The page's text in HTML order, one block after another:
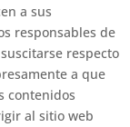
a sus
responsables de
respecto
a que
contenidos
al sitio web